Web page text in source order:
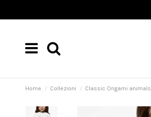
Home Collezioni Classic Origami animals